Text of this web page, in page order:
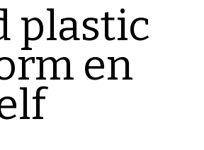
plastic
en